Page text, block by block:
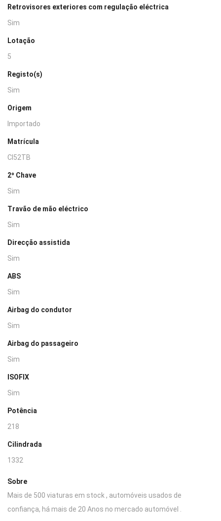
Retrovisores exteriores com regulação eléctrica
Sim
Lotação
5
Registo(s)
Sim
Origem
Importado
Matrícula
CI52TB
2º Chave
Sim
Travão de mão eléctrico
Sim
Direcção assistida
Sim
ABS
Sim
Airbag do condutor
Sim
Airbag do passageiro
Sim
ISOFIX
Sim
Potência
218
Cilindrada
1332
Sobre
Mais de 500 viaturas em stock , automóveis usados de
confiança, há mais de 20 Anos no mercado automóvel .